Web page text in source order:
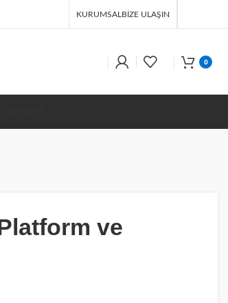
KURUMSAL BIZE ULAŞIN
0
ve